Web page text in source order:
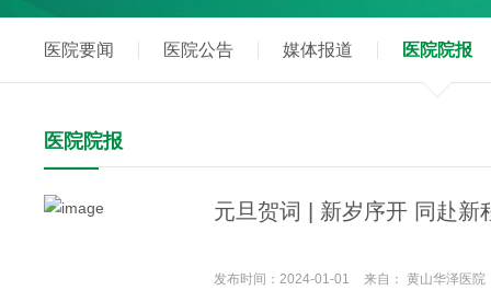
医院要闻 医院公告 媒体报道 医院院报
医院院报
元旦贺词 | 新岁序开 同赴新
发布时间：2024-01-01 来自： 黄山华泽医院